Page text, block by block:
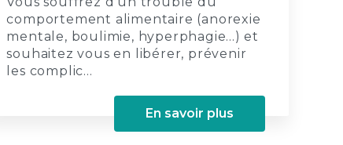
comportement alimentaire (anorexie
mentale, boulimie, hyperphagie...) et
souhaitez vous en libérer, prévenir
les complic...
En savoir plus